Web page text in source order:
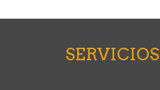
SERVICIOS